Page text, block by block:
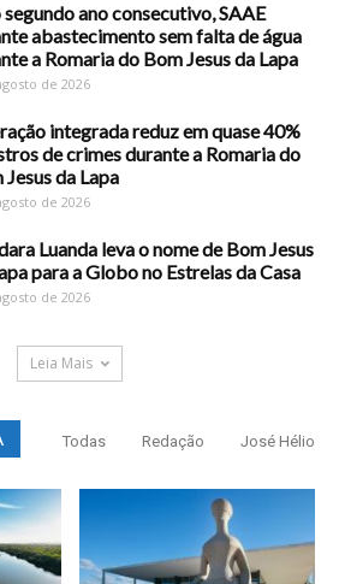
segundo ano consecutivo, SAAE
abastecimento sem falta de água
a Romaria do Bom Jesus da Lapa
de 2026
integrada reduz em quase 40%
de crimes durante a Romaria do
Jesus da Lapa
de 2026
Luanda leva o nome de Bom Jesus
para a Globo no Estrelas da Casa
de 2026
Leia Mais
Todas Redação José Hélio